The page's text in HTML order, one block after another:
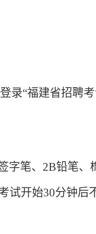
登录“福建省招聘
字笔、 2B铅笔、
试开始30分钟后